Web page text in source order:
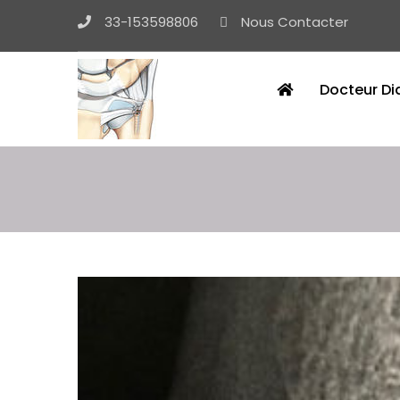
33-153598806 Nous Contacter
Docteur